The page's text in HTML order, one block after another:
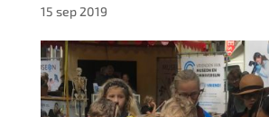
15 sep 2019